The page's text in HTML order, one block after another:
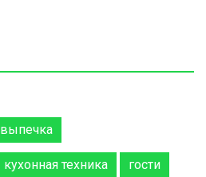
выпечка
кухонная техника гости